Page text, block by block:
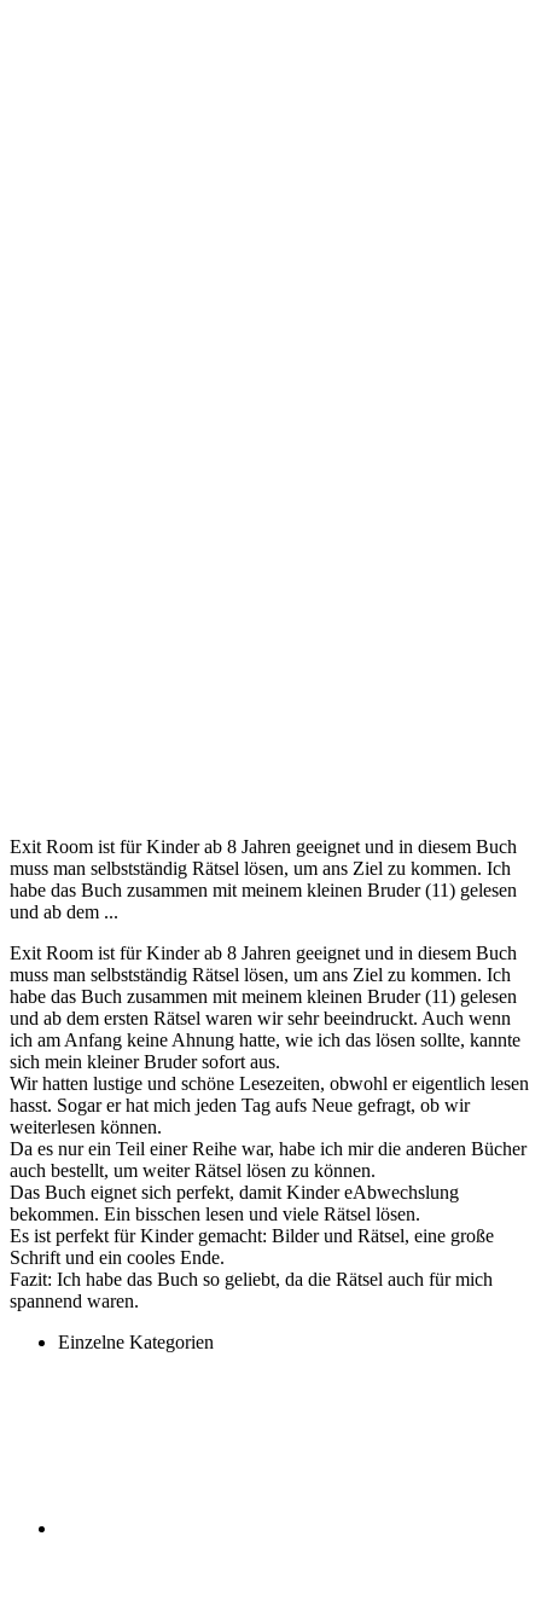
Exit Room ist für Kinder ab 8 Jahren geeignet und in diesem Buch
muss man selbstständig Rätsel lösen, um ans Ziel zu kommen. Ich
habe das Buch zusammen mit meinem kleinen Bruder (11) gelesen
und ab dem ...
Exit Room ist für Kinder ab 8 Jahren geeignet und in diesem Buch
muss man selbstständig Rätsel lösen, um ans Ziel zu kommen. Ich
habe das Buch zusammen mit meinem kleinen Bruder (11) gelesen
und ab dem ersten Rätsel waren wir sehr beeindruckt. Auch wenn
ich am Anfang keine Ahnung hatte, wie ich das lösen sollte, kannte
sich mein kleiner Bruder sofort aus.
Wir hatten lustige und schöne Lesezeiten, obwohl er eigentlich lesen
hasst. Sogar er hat mich jeden Tag aufs Neue gefragt, ob wir
weiterlesen können.
Da es nur ein Teil einer Reihe war, habe ich mir die anderen Bücher
auch bestellt, um weiter Rätsel lösen zu können.
Das Buch eignet sich perfekt, damit Kinder eAbwechslung
bekommen. Ein bisschen lesen und viele Rätsel lösen.
Es ist perfekt für Kinder gemacht: Bilder und Rätsel, eine große
Schrift und ein cooles Ende.
Fazit: Ich habe das Buch so geliebt, da die Rätsel auch für mich
spannend waren.
Einzelne Kategorien